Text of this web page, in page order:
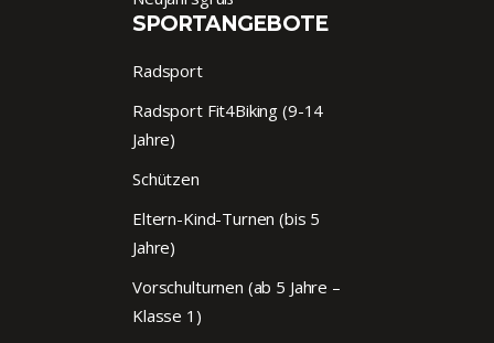
SPORTANGEBOTE
Radsport
Radsport Fit4Biking (9-14
Jahre)
Schützen
Eltern-Kind-Turnen (bis 5
Jahre)
Vorschulturnen (ab 5 Jahre –
Klasse 1)